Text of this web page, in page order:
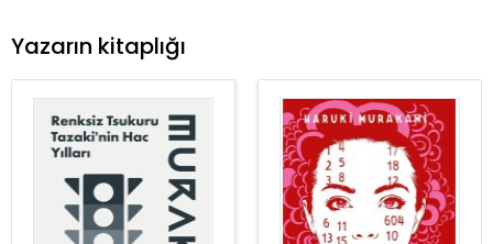
Yazarın kitaplığı